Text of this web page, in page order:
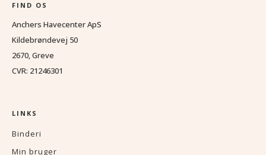
FIND OS
Anchers Havecenter ApS
Kildebrøndevej 50
2670, Greve
CVR: 21246301
LINKS
Binderi
Min bruger